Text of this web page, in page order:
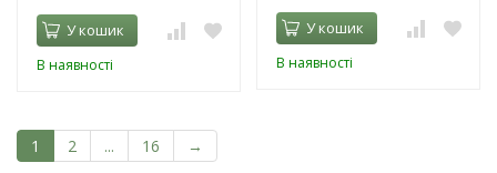
У кошик
В наявності
У кошик
В наявності
1 2 ... 16 →